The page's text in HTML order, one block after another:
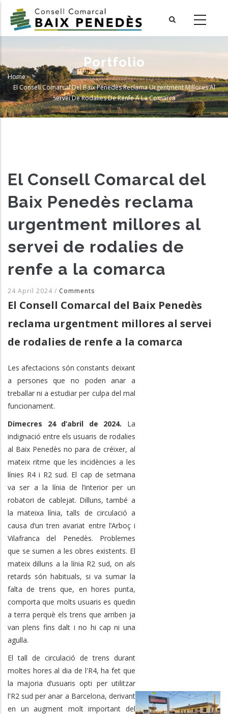
main
Portfolio
Breadcrumb
Home-
El Consell Comarcal Del Baix Penedès Reclama Urgentment Millores Al
Servei De Rodalies De Renfe A La Comarca
El Consell Comarcal del
Baix Penedès reclama
urgentment millores al
servei de rodalies de
renfe a la comarca
24 April 2024 / Comments
El Consell Comarcal del Baix Penedès
reclama urgentment millores al servei
de rodalies de renfe a la comarca
Les afectacions són constants deixant
a persones que no poden anar a
treballar ni a estudiar per culpa del mal
funcionament.
Dimecres 24 d’abril de 2024. La
indignació entre els usuaris de rodalies
al Baix Penedès no para de créixer, al
mateix ritme que les incidències a les
línies R4 i R2 sud. El cap de setmana
va ser a la línia de l’interior per un
robatori de cablejat. Dilluns, també a
la mateixa línia, talls de circulació a
causa d’un tren avariat entre l’Arboç i
Vilafranca del Penedès. Problemes
que se sumen a les obres existents. El
mateix dilluns a la línia R2 sud, on als
retards són habituals, si va sumar la
falta de trens que, en hores punta,
comporta que molts usuaris es quedin
a terra perquè els trens que arriben ja
van plens fins dalt i no hi cap ni una
agulla.
El tall de circulació de trens durant
moltes hores al dia de l'R4, ha fet que
la majoria d’usuaris opti per utilitzar
l'R2 sud per anar a Barcelona, derivant
en un augment molt important del